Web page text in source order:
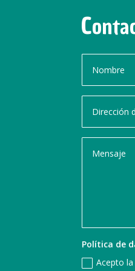
Política de
Acepto